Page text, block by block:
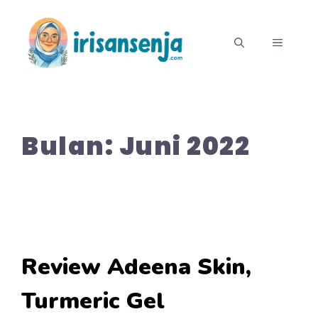
MENU
Bulan: Juni 2022
Review Adeena Skin,
Turmeric Gel